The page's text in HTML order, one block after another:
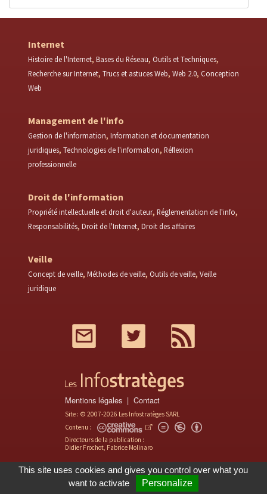
Internet
Histoire de l'Internet Bases du Réseau Outils et Techniques
Recherche sur Internet Trucs et astuces Web Web 2.0 Conception
Web
Management de l'info
Gestion de l'information Information et documentation
juridiques Technologies de l'information Réflexion
professionnelle
Droit de l'information
Propriété intellectuelle et droit d'auteur Réglementation de l'info
Responsabilités Droit de l'Internet Droit des affaires
Veille
Concept de veille Méthodes de veille Outils de veille Veille
juridique
Twitter
Mentions légales Contact
Site : © 2007-2026 Les Infostratèges SARL
Contenu :
Directeurs de la publication :
Didier Frochot, Fabrice Molinaro
This site uses cookies and gives you control over what you
want to activate
Personalize